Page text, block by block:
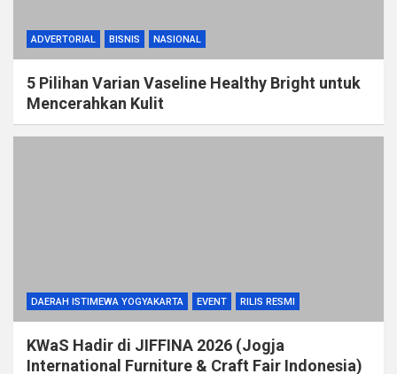
ADVERTORIAL BISNIS NASIONAL
5 Pilihan Varian Vaseline Healthy Bright untuk
Mencerahkan Kulit
DAERAH ISTIMEWA YOGYAKARTA EVENT RILIS RESMI
KWaS Hadir di JIFFINA 2026 (Jogja
International Furniture & Craft Fair Indonesia)